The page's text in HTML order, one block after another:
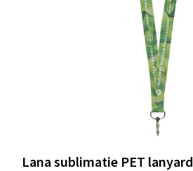
Lana sublimatie PET lanyard